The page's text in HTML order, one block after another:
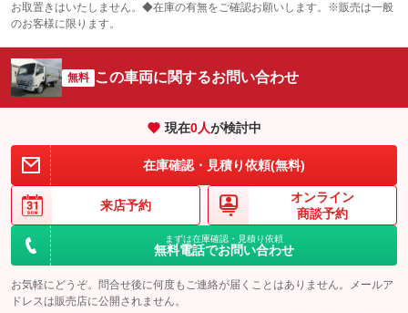
エアコン
：装備あり Wエアコン
：装備なし
：装備なし ：装備あり
ダウンヒルアシストコントロール
：装備なし
：装備あり ：装備なし
ドライブレコーダー
USB入力端子
：装備あり Bluetooth接続
：装備あり
100V電源 クリーンディーゼル
：装備なし
センターデフロック
：装備なし
ラジコン付き
：装備なし フックイン付き
：装備なし
アームロール
：装備なし
オーディオ：ミュージックプレイヤー接続可
：装備あり
ビジュアル
：装備なし
アルミホイール
：装備なし
革シート ハーフレザーシート
：装備あり ：装備あり
HID(キセノンライト)
：装備なし ポータブルナビ
バックカメラ ETC
：装備なし
エアロ
：装備なし スマートキー
：装備なし
ローダウン ランフラットタイヤ
パワーシート
：装備なし
冷凍（超低温 -30℃以下）
：装備なし 冷蔵
保冷 低床
全低床（フルフラットロー）
：装備あり 高床
：装備なし
装備略号／用語解説
お取置きはいたしません。◆在庫の有無をご確認お願いします。※販売は一般
のお客様に限ります。
無料 この車両に関するお問い合わせ
現在0人が検討中
在庫確認・見積り依頼(無料)
来店予約
オンライン
商談予約
まずは在庫確認・見積り依頼
無料電話でお問い合わせ
お気軽にどうぞ。問合せ後に何度もご連絡が届くことはありません。メールア
ドレスは販売店に公開されません。